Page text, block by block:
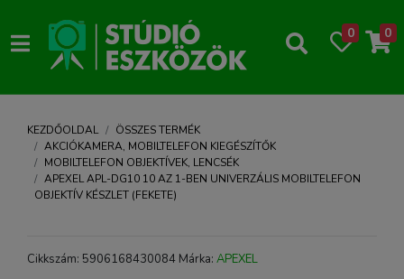
0 0
KEZDŐOLDAL
ÖSSZES TERMÉK
AKCIÓKAMERA, MOBILTELEFON KIEGÉSZÍTŐK
MOBILTELEFON OBJEKTÍVEK, LENCSÉK
APEXEL APL-DG10 10 AZ 1-BEN UNIVERZÁLIS MOBILTELEFON
OBJEKTÍV KÉSZLET (FEKETE)
Cikkszám: 5906168430084 Márka: APEXEL